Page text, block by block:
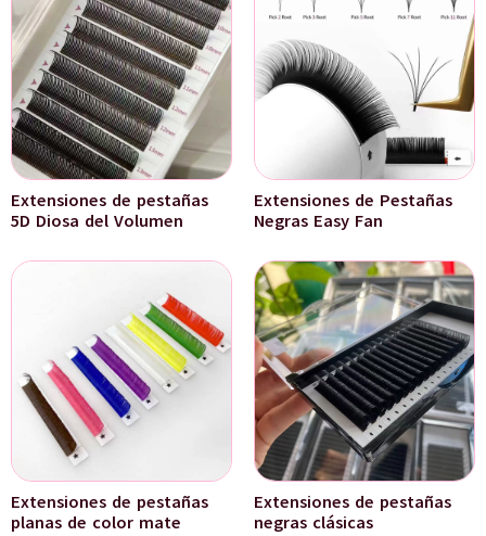
Extensiones de pestañas
5D Diosa del Volumen
Extensiones de Pestañas
Negras Easy Fan
Extensiones de pestañas
planas de color mate
Extensiones de pestañas
negras clásicas